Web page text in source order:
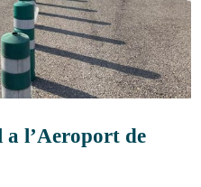
l’Aeroport de